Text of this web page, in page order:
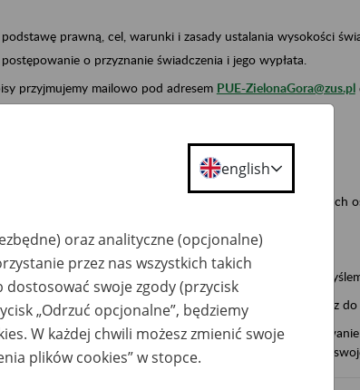
podstawę prawną, cel, warunki i zasady ustalania wysokości
postępowanie o przyznanie świadczenia i jego wypłata.
przyjmujemy mailowo pod adresem PUE-ZielonaGora@zus.pl
adres e-mail (na który wyślemy zaproszenie),
załączone oświadczenie zgoda na przetwarzanie danych
numer do kontaktu.
spotkania na wskazany przez Państwa adres mailowy
dołączyć do spotkania klikamy przycisk Join meeting (dołącz do
do wydarzenia wyrażają Państwo zgodę na
uczestnictwa bez udostępniania obrazu i dźwięku ze
english
oraz analityczne (opcjonalne)
przez nas wszystkich takich
dostosować swoje zgody (przycisk
„Odrzuć opcjonalne”, będziemy
W każdej chwili możesz zmienić swoje
plików cookies” w stopce.